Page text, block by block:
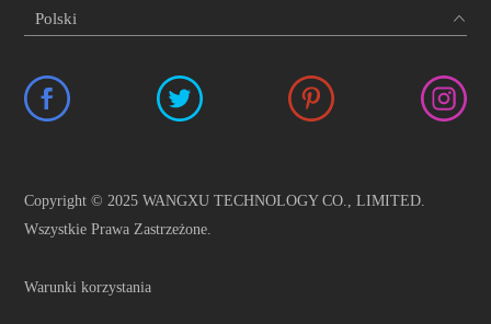
Copyright © 2025 WANGXU TECHNOLOGY CO., LIMITED.
Wszystkie Prawa Zastrzeżone.
Warunki korzystania